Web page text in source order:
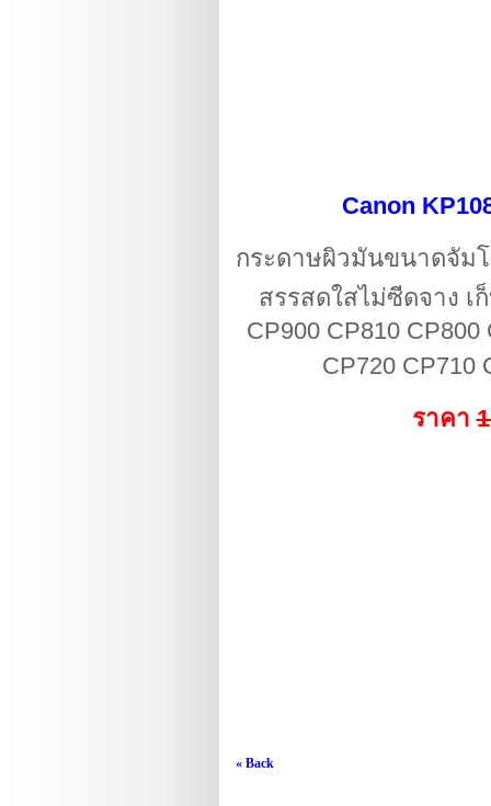
Canon
กระดาษผิวมันขนาดจัม
สรรสดใสไม่ซีดจาง เ
CP900 CP810 CP800
CP720 CP710
ราคา
« Back